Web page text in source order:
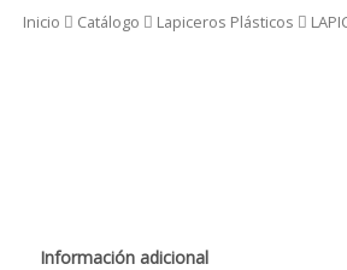
Inicio Catálogo Lapiceros Plásticos
Información adicional